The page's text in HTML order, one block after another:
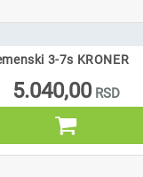
3-7s KRONER
5.040,00
